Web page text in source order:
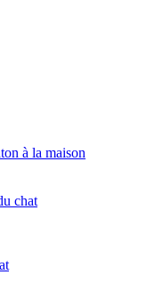
à la maison
chat